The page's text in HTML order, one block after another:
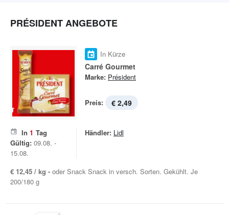
PRÉSIDENT ANGEBOTE
In Kürze
Carré Gourmet
Marke: Président
Preis: € 2,49
In 1 Tag
Gültig: 09.08. -
15.08.
Händler: Lidl
€ 12,45 / kg - oder Snack Snack in versch. Sorten. Gekühlt. Je
200/180 g